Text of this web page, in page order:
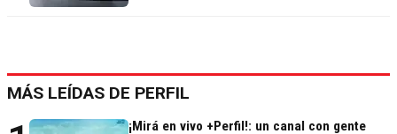
MÁS LEÍDAS DE PERFIL
¡Mirá en vivo +Perfil!: un canal con gente